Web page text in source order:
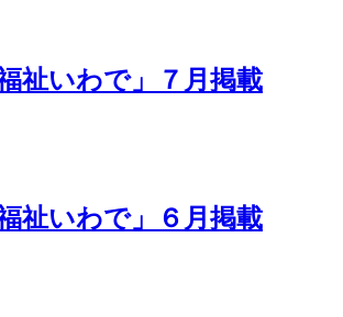
祉いわで」７月掲載
祉いわで」６月掲載